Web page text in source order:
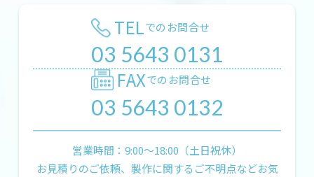
TELでのお問合せ
03 5643 0131
FAXでのお問合せ
03 5643 0132
営業時間：9:00〜18:00（土日祝休）
お見積りのご依頼、製作に関するご不明点などお気